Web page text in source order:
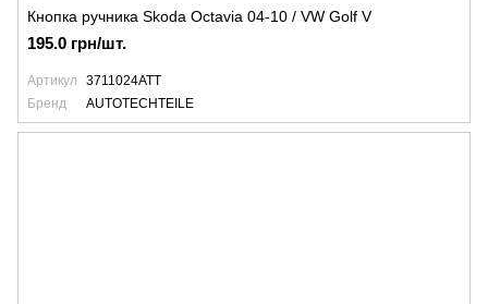
Кнопка ручника Skoda Octavia 04-10 / VW Golf V
195.0 грн/шт.
Артикул
3711024ATT
Бренд
AUTOTECHTEILE